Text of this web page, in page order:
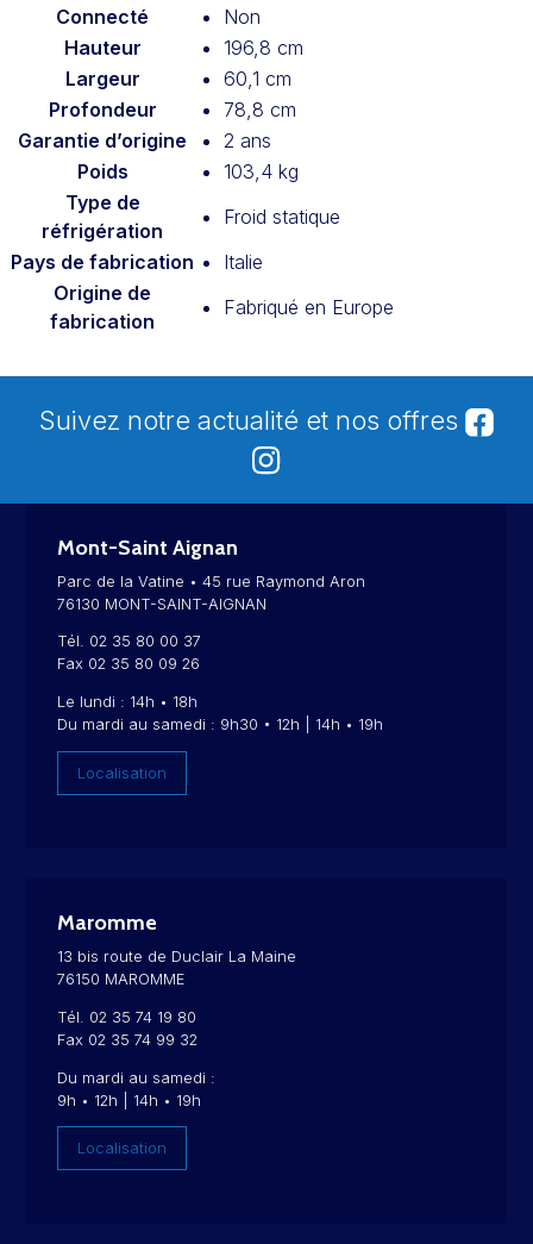
Connecté
Non
Hauteur
196,8 cm
Largeur
60,1 cm
Profondeur
78,8 cm
Garantie d’origine
2 ans
Poids
103,4 kg
Type de
réfrigération
Froid statique
Pays de fabrication
Italie
Origine de
fabrication
Fabriqué en Europe
Suivez notre actualité et nos offres
Mont-Saint Aignan
Parc de la Vatine • 45 rue Raymond Aron
76130 MONT-SAINT-AIGNAN
Tél. 02 35 80 00 37
Fax 02 35 80 09 26
Le lundi : 14h • 18h
Du mardi au samedi : 9h30 • 12h | 14h • 19h
Localisation
Maromme
13 bis route de Duclair La Maine
76150 MAROMME
Tél. 02 35 74 19 80
Fax 02 35 74 99 32
Du mardi au samedi :
9h • 12h | 14h • 19h
Localisation